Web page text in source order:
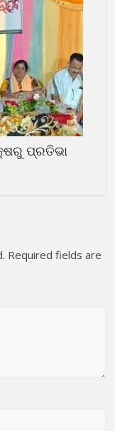
ପ୍ରତିଭା
Required fields are